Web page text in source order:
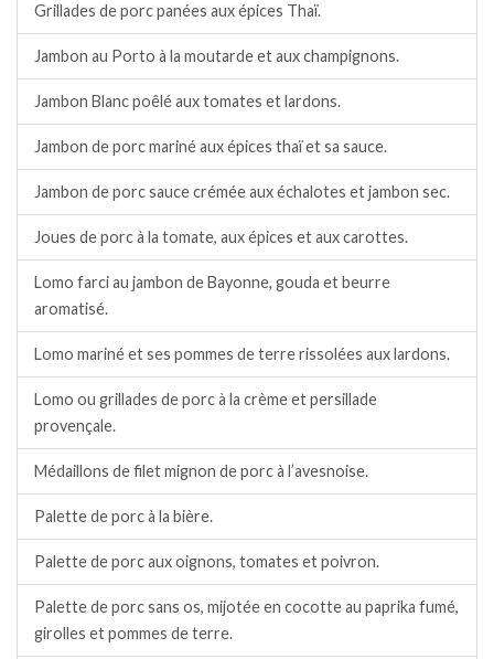
Grillades de porc panées aux épices Thaï.
Jambon au Porto à la moutarde et aux champignons.
Jambon Blanc poêlé aux tomates et lardons.
Jambon de porc mariné aux épices thaï et sa sauce.
Jambon de porc sauce crémée aux échalotes et jambon sec.
Joues de porc à la tomate, aux épices et aux carottes.
Lomo farci au jambon de Bayonne, gouda et beurre
aromatisé.
Lomo mariné et ses pommes de terre rissolées aux lardons.
Lomo ou grillades de porc à la crème et persillade
provençale.
Médaillons de filet mignon de porc à l’avesnoise.
Palette de porc à la bière.
Palette de porc aux oignons, tomates et poivron.
Palette de porc sans os, mijotée en cocotte au paprika fumé,
girolles et pommes de terre.